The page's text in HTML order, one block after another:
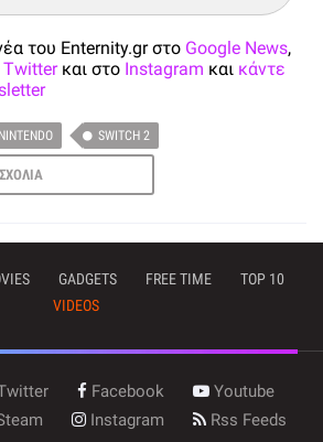
του Enternity.gr στο Google News,
Twitterκαι στο Instagram και κάντε
NINTENDO SWITCH 2
GADGETS FREE TIME
TOP 10
VIDEOS
Facebook
Youtube
Instagram Rss Feeds